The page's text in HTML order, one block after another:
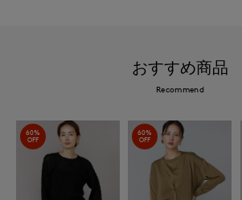
おすすめ商品
Recommend
60%
OFF
60%
OFF